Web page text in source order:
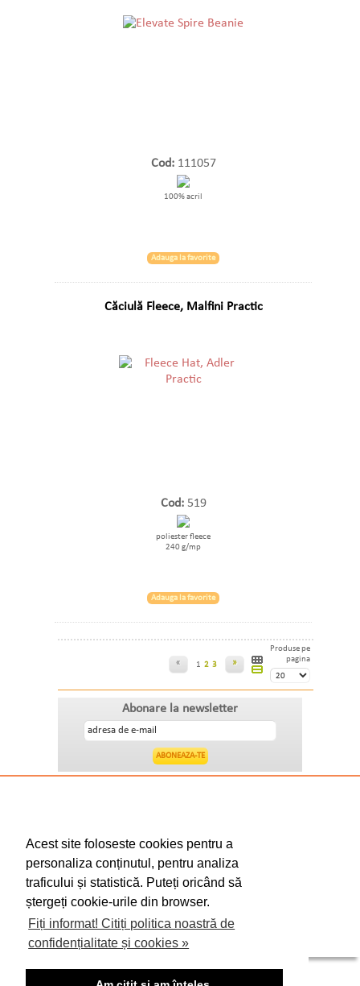
Acest site foloseste cookies pentru a
personaliza conținutul, pentru analiza
traficului și statistică. Puteți oricând să
ștergeți cookie-urile din browser.
Fiți informat! Citiți politica noastră de
confidențialitate și cookies »
Cod:111057
100% acril
Adauga la favorite
Căciulă Fleece, Malfini Practic
Cod:519
poliester fleece
240 g/mp
Adauga la favorite
« 1 2 3 »
Produse pe
pagina
Abonare la newsletter
TERMENI SI CONDITII
ANPC
CONTACT
CUM CUMPAR TRICOURI
Copyright © 2026 Lander.ro